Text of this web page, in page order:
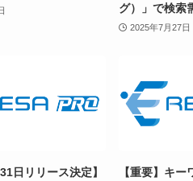
グ）」で検索
2025年7月27日
日リリース決定】 【重要】キ